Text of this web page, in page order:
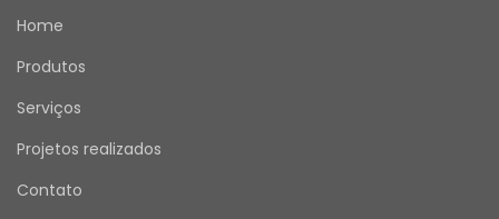
Home
Produtos
Serviços
Projetos realizados
Contato